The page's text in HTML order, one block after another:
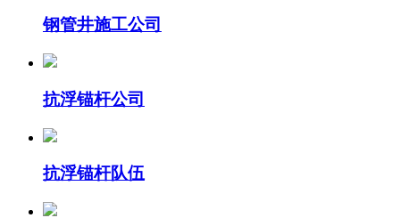
钢管井施工公司
抗浮锚杆公司
抗浮锚杆队伍